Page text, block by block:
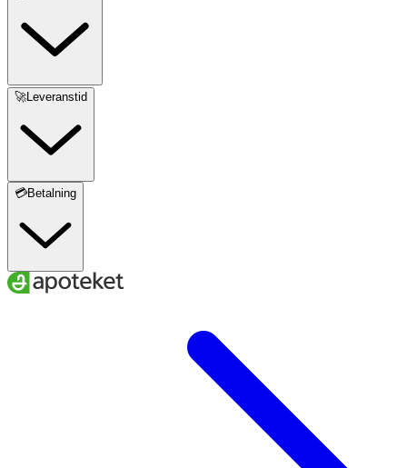
🚀Leveranstid
💳Betalning